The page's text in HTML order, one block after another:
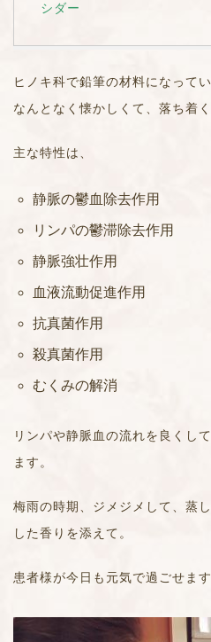
シダー
ヒノキ科で鉛筆の材料になって
なんとなく懐かしくて、落ち着く
主な特性は、
静脈の鬱血除去作用
リンパの鬱滞除去作用
静脈強壮作用
血液流動促進作用
抗真菌作用
殺真菌作用
むくみの解消
リンパや静脈血の流れを良くし
ます。
梅雨の時期、ジメジメして、蒸
した香りを添えて。
患者様が今日も元気で過ごせま